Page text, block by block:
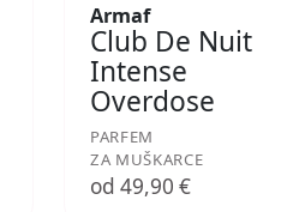
Armaf
Club De Nuit
Intense
Overdose
PARFEM
ZA MUŠKARCE
od 49,90 €